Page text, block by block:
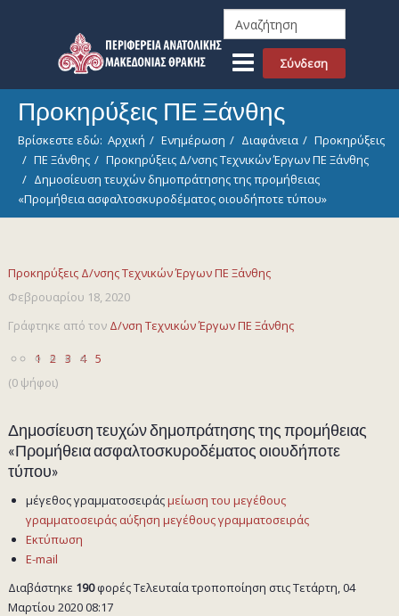
Σύνδεση
Προκηρύξεις ΠΕ Ξάνθης
Βρίσκεστε εδώ: Αρχική Ενημέρωση Διαφάνεια
Προκηρύξεις
ΠΕ Ξάνθης
Προκηρύξεις Δ/νσης Τεχνικών Έργων ΠΕ Ξάνθης
Δημοσίευση τευχών δημοπράτησης της προμήθειας
«Προμήθεια ασφαλτοσκυροδέματος οιουδήποτε τύπου»
Προκηρύξεις Δ/νσης Τεχνικών Έργων ΠΕ Ξάνθης
Φεβρουαρίου 18, 2020
Γράφτηκε από τον Δ/νση Τεχνικών Έργων ΠΕ Ξάνθης
1 2 3 4 5
(0 ψήφοι)
Δημοσίευση τευχών δημοπράτησης της προμήθειας
«Προμήθεια ασφαλτοσκυροδέματος οιουδήποτε
τύπου»
μέγεθος γραμματοσειράςμείωση του μεγέθους
γραμματοσειράς αύξηση μεγέθους γραμματοσειράς
Εκτύπωση
E-mail
Διαβάστηκε 190φορέςΤελευταία τροποποίηση στις Τετάρτη, 04
Μαρτίου 2020 08:17